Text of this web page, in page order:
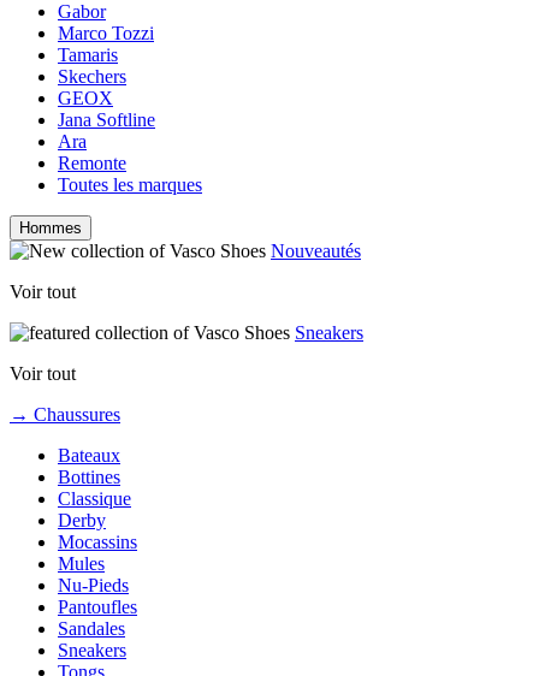
Gabor
Marco Tozzi
Tamaris
Skechers
GEOX
Jana Softline
Ara
Remonte
Toutes les marques
Hommes
Nouveautés
Voir tout
Sneakers
Voir tout
→ Chaussures
Bateaux
Bottines
Classique
Derby
Mocassins
Mules
Nu-Pieds
Pantoufles
Sandales
Sneakers
Tongs